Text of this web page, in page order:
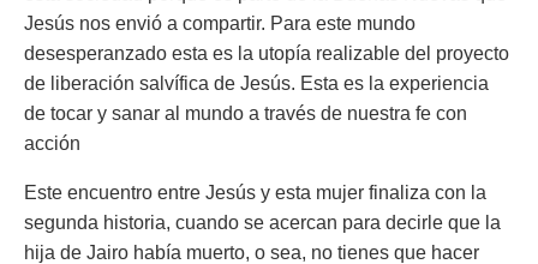
Jesús nos envió a compartir. Para este mundo
desesperanzado esta es la utopía realizable del proyecto
de liberación salvífica de Jesús. Esta es la experiencia
de tocar y sanar al mundo a través de nuestra fe con
acción
Este encuentro entre Jesús y esta mujer finaliza con la
segunda historia, cuando se acercan para decirle que la
hija de Jairo había muerto, o sea, no tienes que hacer